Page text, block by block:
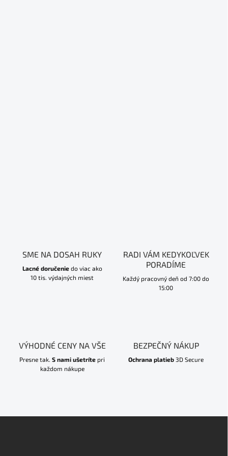
SME NA DOSAH RUKY
Lacné doručeniedo viac ako
10 tis. výdajných miest
RADI VÁM KEDYKOĽVEK
PORADÍME
Každý pracovný deň od 7:00 do
15:00
VÝHODNÉ CENY NA VŠE
Presne tak. S nami ušetríte pri
každom nákupe
BEZPEČNÝ NÁKUP
Ochrana platieb 3D Secure